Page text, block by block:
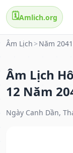
🗓️Amlich.org
Âm Lịch > Năm 2041
Âm Lịch
12 Năm
Ngày Canh Dần,